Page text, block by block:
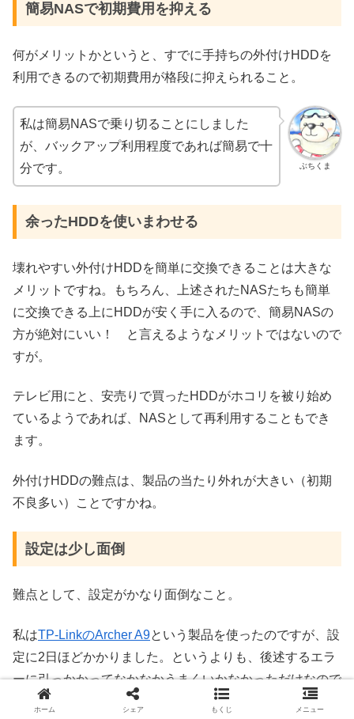
簡易NASで初期費用を抑える
何がメリットかというと、すでに手持ちの外付けHDDを
利用できるので初期費用が格段に抑えられること。
ぶちくま
私は簡易NASで乗り切ることにしました
が、バックアップ利用程度であれば簡易で十
分です。
余ったHDDを使いまわせる
壊れやすい外付けHDDを簡単に交換できることは大きな
メリットですね。もちろん、上述されたNASたちも簡単
に交換できる上にHDDが安く手に入るので、簡易NASの
方が絶対にいい！ と言えるようなメリットではないので
すが。
テレビ用にと、安売りで買ったHDDがホコリを被り始め
ているようであれば、NASとして再利用することもでき
ます。
外付けHDDの難点は、製品の当たり外れが大きい（初期
不良多い）ことですかね。
設定は少し面倒
難点として、設定がかなり面倒なこと。
私はTP-LinkのArcher A9という製品を使ったのですが、設
定に2日ほどかかりました。というよりも、後述するエラ
ーに引っかかってなかなかうまくいかなかっただけなので
すが。
ホーム シェア もくじ メニュー